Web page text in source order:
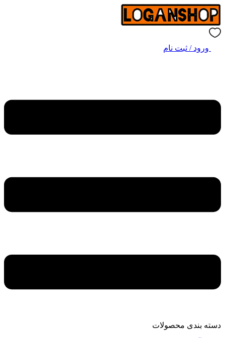
ورود / ثبت نام
دسته‌ بندی محصولات